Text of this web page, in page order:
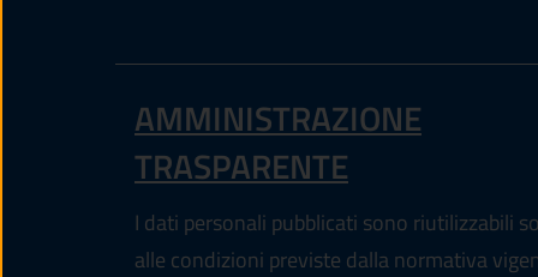
AMMINISTRAZIONE
TRASPARENTE
I dati personali pubblicati sono riutilizzabili
alle condizioni previste dalla normativa